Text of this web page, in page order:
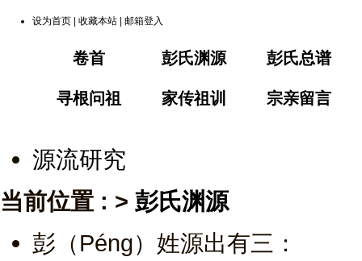
设为首页 收藏本站 邮箱登入
卷首 彭氏渊源 彭氏总谱
寻根问祖 家传祖训 宗亲留言
源流研究
当前位置 : > 彭氏渊源
彭（Péng）姓源出有三：